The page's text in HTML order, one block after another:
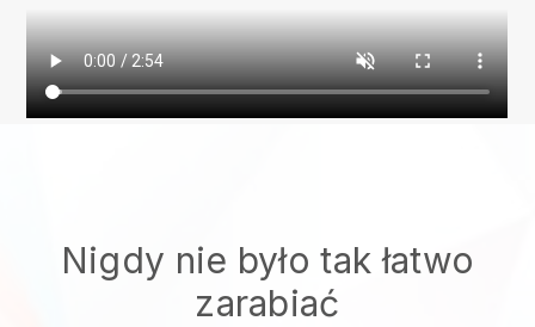
Nigdy nie było tak łatwo
zarabiać